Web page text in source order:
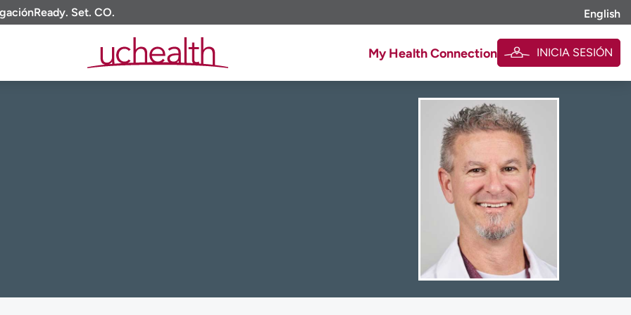
Ready. Set. CO. English
My Health Connection INICIA SESIÓN